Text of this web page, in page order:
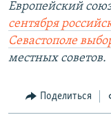
Европейский
сентября
Севастополе
местных советов.​
Поделиться